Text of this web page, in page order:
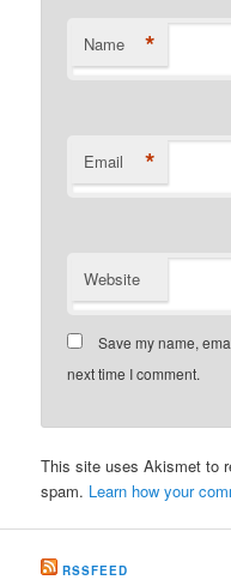
Name *
Email *
Website
Save my name,
next time I comment.
This site uses Akismet to
spam. Learn how your
RSSFEED